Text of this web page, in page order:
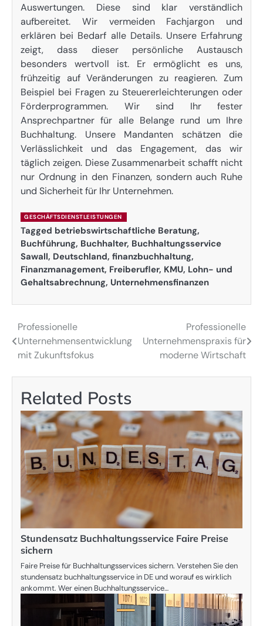
Auswertungen. Diese sind klar verständlich
aufbereitet. Wir vermeiden Fachjargon und
erklären bei Bedarf alle Details. Unsere Erfahrung
zeigt, dass dieser persönliche Austausch
besonders wertvoll ist. Er ermöglicht es uns,
frühzeitig auf Veränderungen zu reagieren. Zum
Beispiel bei Fragen zu Steuererleichterungen oder
Förderprogrammen. Wir sind Ihr fester
Ansprechpartner für alle Belange rund um Ihre
Buchhaltung. Unsere Mandanten schätzen die
Verlässlichkeit und das Engagement, das wir
täglich zeigen. Diese Zusammenarbeit schafft nicht
nur Ordnung in den Finanzen, sondern auch Ruhe
und Sicherheit für Ihr Unternehmen.
GESCHÄFTSDIENSTLEISTUNGEN
Tagged betriebswirtschaftliche Beratung,
Buchführung, Buchhalter, Buchhaltungsservice
Sawall, Deutschland, finanzbuchhaltung,
Finanzmanagement, Freiberufler, KMU, Lohn- und
Gehaltsabrechnung, Unternehmensfinanzen
Post
navigation
Professionelle
Unternehmensentwicklung
mit Zukunftsfokus
Professionelle
Unternehmenspraxis für
moderne Wirtschaft
Related Posts
Stundensatz Buchhaltungsservice Faire Preise
sichern
Faire Preise für Buchhaltungsservices sichern. Verstehen Sie den
stundensatz buchhaltungsservice in DE und worauf es wirklich
ankommt. Wer einen Buchhaltungsservice…